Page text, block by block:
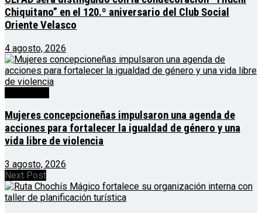
Chiquitano” en el 120.º aniversario del Club Social
Oriente Velasco
4 agosto, 2026
Mujeres concepcioneñas impulsaron una agenda de
acciones para fortalecer la igualdad de género y una
vida libre de violencia
3 agosto, 2026
Next Post